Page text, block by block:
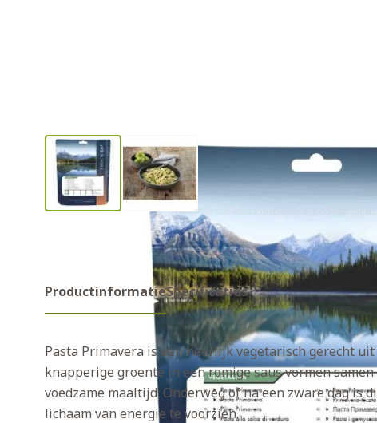
ProductinformatieSpecificaties
Pasta Primavera is een heerlijk vegetarisch gerecht
knapperige groente in een romige saus vormen
voedzame maaltijd. Onderweg of na een zware dag is
lichaam van energie te voorzien.